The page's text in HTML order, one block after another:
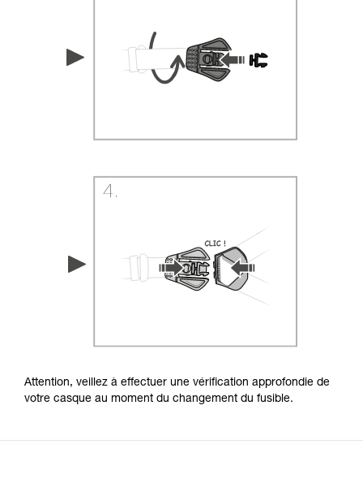
Attention, veillez à effectuer une vérification approfondie de
votre casque au moment du changement du fusible.